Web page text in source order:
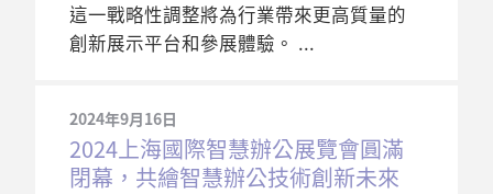
這一戰略性調整將為行業帶來更高質量的
創新展示平台和參展體驗。
2024年9月16日
2024上海國際智慧辦公展覽會圓滿
閉幕，共繪智慧辦公技術創新未來